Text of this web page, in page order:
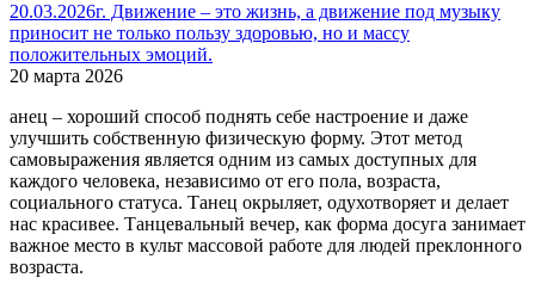
20.03.2026г. Движение – это жизнь, а движение под музыку
приносит не только пользу здоровью, но и массу
положительных эмоций.
20 марта 2026
анец – хороший способ поднять себе настроение и даже
улучшить собственную физическую форму. Этот метод
самовыражения является одним из самых доступных для
каждого человека, независимо от его пола, возраста,
социального статуса. Танец окрыляет, одухотворяет и делает
нас красивее. Танцевальный вечер, как форма досуга занимает
важное место в культ массовой работе для людей преклонного
возраста.